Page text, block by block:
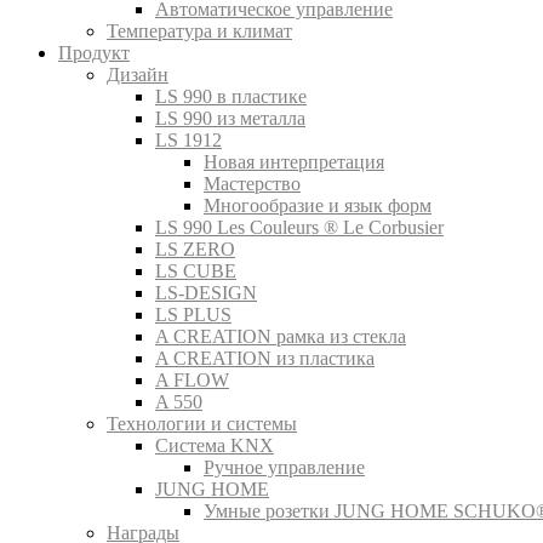
Автоматическое управление
Температура и климат
Продукт
Дизайн
LS 990 в пластике
LS 990 из металла
LS 1912
Новая интерпретация
Мастерство
Многообразие и язык форм
LS 990 Les Couleurs ® Le Corbusier
LS ZERO
LS CUBE
LS-DESIGN
LS PLUS
A CREATION рамка из стекла
A CREATION из пластика
A FLOW
A 550
Технологии и системы
Система KNX
Ручное управление
JUNG HOME
Умные розетки JUNG HOME
Награды